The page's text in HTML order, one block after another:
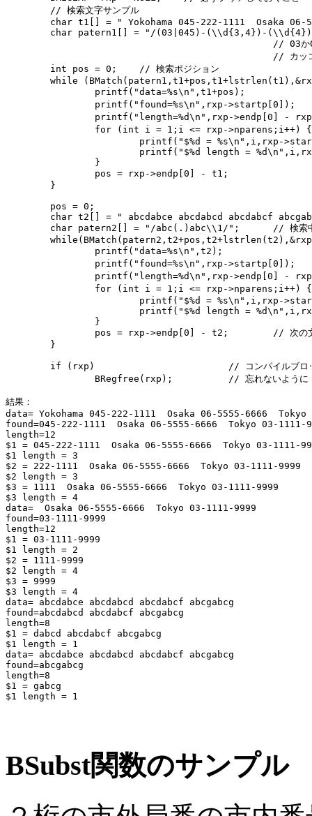
結果：
data= Yokohama 045-222-1111  Osaka 06-5555-6666
found=045-222-1111  Osaka 06-5555-6666  Tokyo 03-1111-
length=12
$1 = 045-222-1111  Osaka 06-5555-6666  Tokyo 03-1111-
$1 length = 3
$2 = 222-1111  Osaka 06-5555-6666  Tokyo 03-1111-9999
$2 length = 3
$3 = 1111  Osaka 06-5555-6666  Tokyo 03-1111-9999
$3 length = 4
data=  Osaka 06-5555-6666  Tokyo 03-1111-9999
found=03-1111-9999
length=12
$1 = 03-1111-9999
$1 length = 2
$2 = 1111-9999
$2 length = 4
$3 = 9999
$3 length = 4
data= abcdabce abcdabcd abcdabcf abcgabcg
found=abcdabcd abcdabcf abcgabcg
length=8
$1 = dabcd abcdabcf abcgabcg
$1 length = 1
data= abcdabce abcdabcd abcdabcf abcgabcg
found=abcgabcg
length=8
$1 = gabcg
$1 length = 1
BSubst関数のサンプル